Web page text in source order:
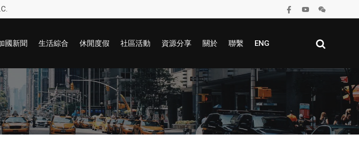
國新聞 生活綜合 休閒度假 社區活動 資源分享 關於 聯繫 ENG